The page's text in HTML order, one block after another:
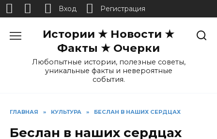
Истории ★ Новости ★
Факты ★ Очерки
Любопытные истории, полезные советы,
уникальные факты и невероятные
события.
ГЛАВНАЯ » КУЛЬТУРА » БЕСЛАН В НАШИХ СЕРДЦАХ
Беслан в наших сердцах
Вход Регистрация